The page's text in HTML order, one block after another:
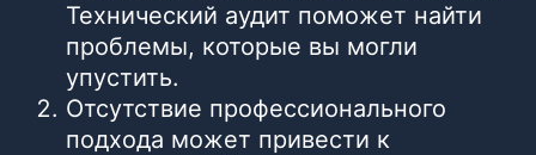
Технический аудит поможет найти
проблемы, которые вы могли
упустить.
Отсутствие профессионального
подхода может привести к